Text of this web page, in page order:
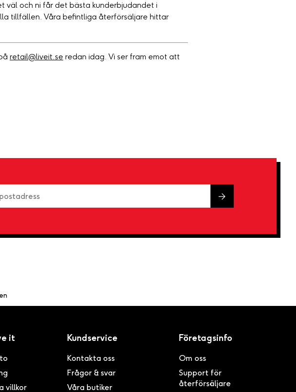
väl och ni får det bästa kunderbjudandet i
tillfällen. Våra befintliga återförsäljare hittar
retail@liveit.se redan idag. Vi ser fram emot att
it
villkor
Kundservice
Kontakta oss
Frågor & svar
Våra butiker
Företagsinfo
Om oss
Support för
återförsäljare